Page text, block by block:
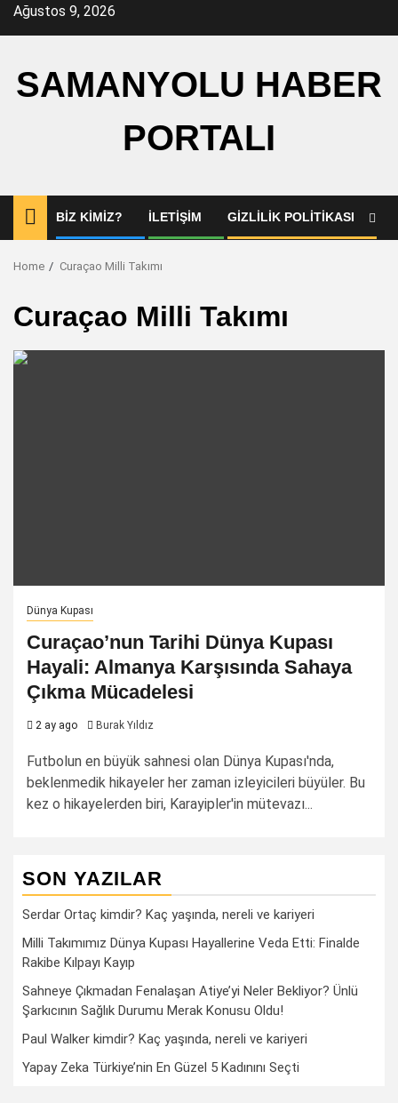
SkipAğustos 9, 2026
SAMANYOLU HABER
PORTALI
BIZ KIMIZ? İLETIŞIM GIZLILIK POLITIKASI
Home Curaçao Milli Takımı
Curaçao Milli Takımı
Dünya Kupası
Curaçao’nun Tarihi Dünya Kupası
Hayali: Almanya Karşısında Sahaya
Çıkma Mücadelesi
2 ay ago Burak Yıldız
Futbolun en büyük sahnesi olan Dünya Kupası'nda,
beklenmedik hikayeler her zaman izleyicileri büyüler. Bu
kez o hikayelerden biri, Karayipler'in mütevazı...
SON YAZILAR
Serdar Ortaç kimdir? Kaç yaşında, nereli ve kariyeri
Milli Takımımız Dünya Kupası Hayallerine Veda Etti: Finalde
Rakibe Kılpayı Kayıp
Sahneye Çıkmadan Fenalaşan Atiye’yi Neler Bekliyor? Ünlü
Şarkıcının Sağlık Durumu Merak Konusu Oldu!
Paul Walker kimdir? Kaç yaşında, nereli ve kariyeri
Yapay Zeka Türkiye’nin En Güzel 5 Kadınını Seçti